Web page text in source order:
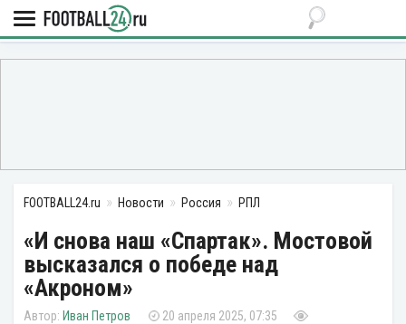
FOOTBALL24.ru Новости Россия РПЛ
«И снова наш «Спартак». Мостовой
высказался о победе над
«Акроном»
Иван Петров 20 апреля 2025, 07:35